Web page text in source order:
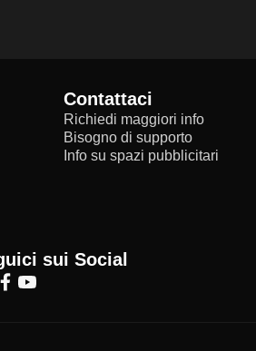
Contattaci
Richiedi maggiori info
Bisogno di supporto
Info su spazi pubblicitari
sui Social